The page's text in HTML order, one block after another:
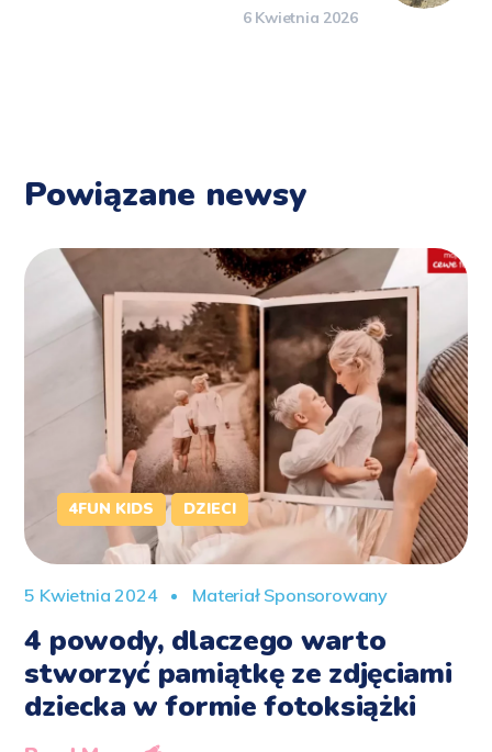
6 Kwietnia 2026
Powiązane newsy
4FUN KIDS DZIECI
5 Kwietnia 2024 Materiał Sponsorowany
4 powody, dlaczego warto
stworzyć pamiątkę ze zdjęciami
dziecka w formie fotoksiążki